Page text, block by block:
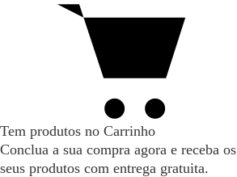
Tem produtos no Carrinho
Conclua a sua compra agora e receba os
seus produtos com entrega gratuita.